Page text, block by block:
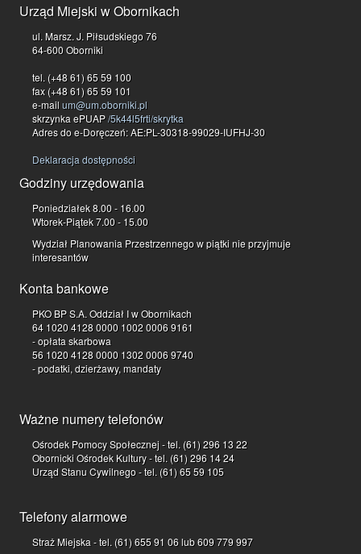
Urząd Miejski w Obornikach
ul. Marsz. J. Piłsudskiego 76
64-600 Oborniki
tel. (+48 61) 65 59 100
fax (+48 61) 65 59 101
e-mailum@um.oborniki.pl
skrzynka ePUAP/5k44l5frti/skrytka
Adres do e-Doręczeń: AE:PL-30318-99029-IUFHJ-30
Deklaracja dostępności
Godziny urzędowania
Poniedziałek 8.00 - 16.00
Wtorek-Piątek 7.00 - 15.00
Wydział Planowania Przestrzennego w piątki nie przyjmuje
interesantów
Konta bankowe
PKO BP S.A. Oddział I w Obornikach
64 1020 4128 0000 1002 0006 9161
- opłata skarbowa
56 1020 4128 0000 1302 0006 9740
- podatki, dzierżawy, mandaty
Ważne numery telefonów
Ośrodek Pomocy Społecznej - tel. (61) 296 13 22
Obornicki Ośrodek Kultury - tel. (61) 296 14 24
Urząd Stanu Cywilnego - tel. (61) 65 59 105
Telefony alarmowe
Straż Miejska - tel. (61) 655 91 06 lub 609 779 997